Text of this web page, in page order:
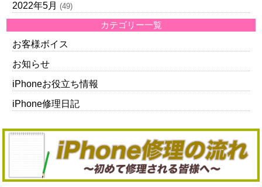
2022年5月 (49)
カテゴリー一覧
お客様ボイス
お知らせ
iPhoneお役立ち情報
iPhone修理日記